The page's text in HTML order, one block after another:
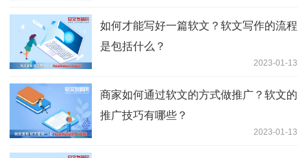
如何才能写好一篇软文？软文写作的流程
是包括什么？
2023-01-13
商家如何通过软文的方式做推广？软文的
推广技巧有哪些？
2023-01-13